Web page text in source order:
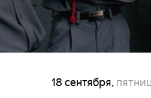
18 сентября,